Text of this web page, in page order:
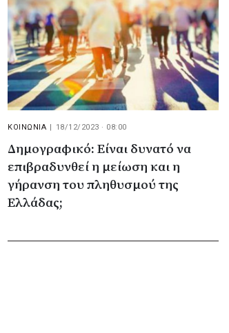
ΚΟΙΝΩΝΙΑ | 18/12/2023 · 08:00
Δημογραφικό: Είναι δυνατό να
επιβραδυνθεί η μείωση και η
γήρανση του πληθυσμού της
Ελλάδας;